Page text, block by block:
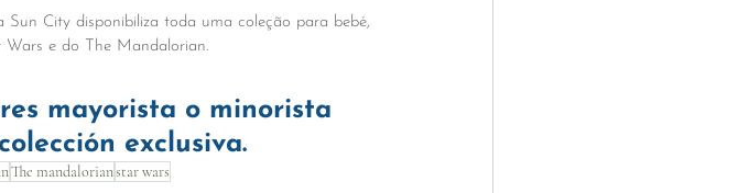
City disponibiliza toda uma coleção para bebé,
e do The Mandalorian.
mayorista o minorista
exclusiva.
The mandalorianstar wars